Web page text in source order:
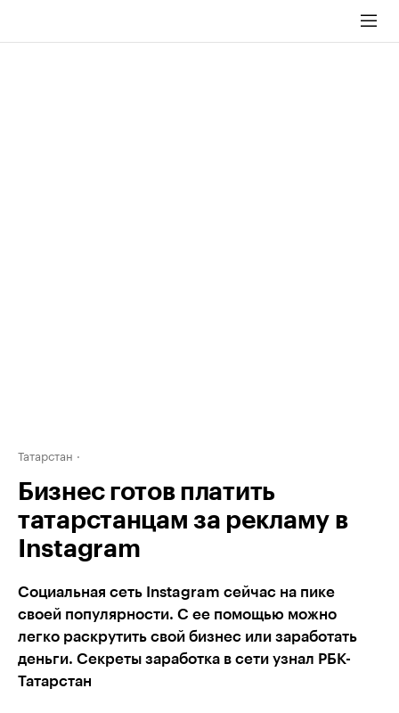
Татарстан
Бизнес готов платить
татарстанцам за рекламу в
Instagram
Социальная сеть Instagram сейчас на пике
своей популярности. С ее помощью можно
легко раскрутить свой бизнес или заработать
деньги. Секреты заработка в сети узнал РБК-
Татарстан